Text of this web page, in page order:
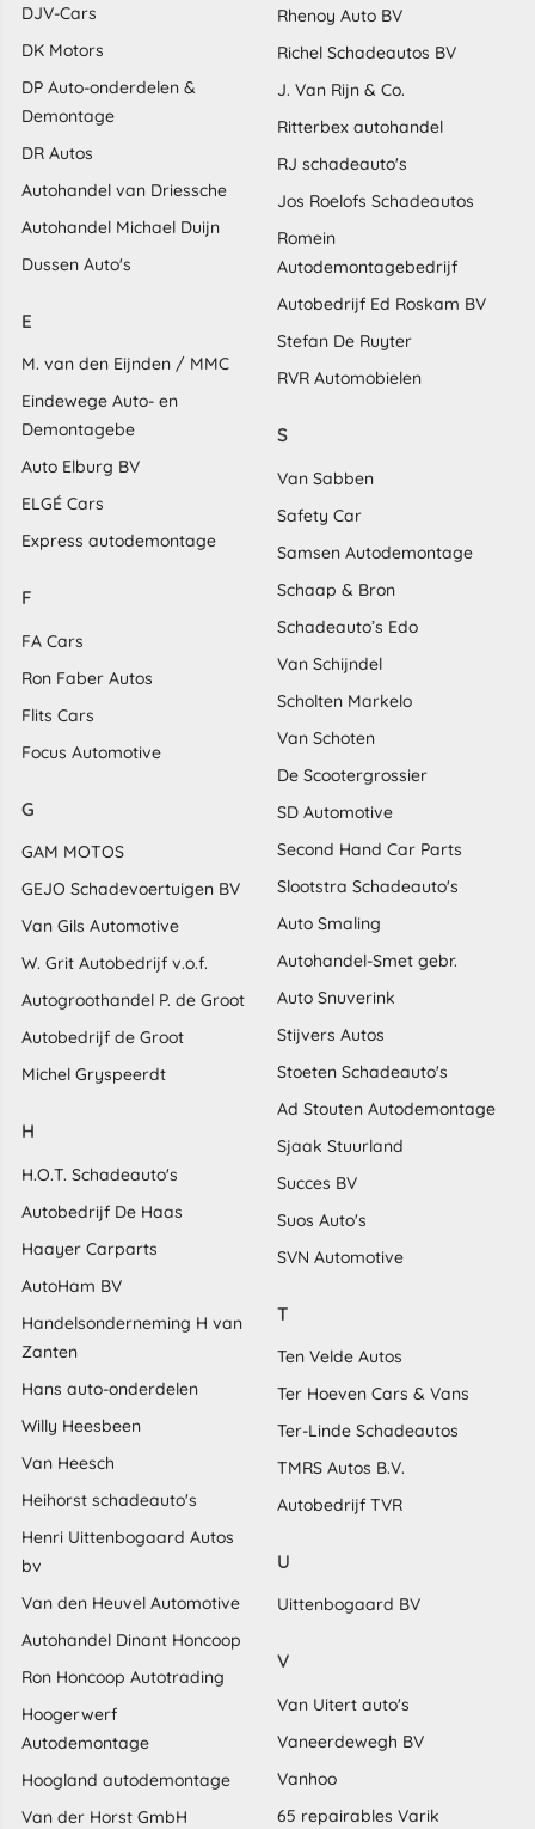
DJV-Cars
DK Motors
DP Auto-onderdelen &
Demontage
DR Autos
Autohandel van Driessche
Autohandel Michael Duijn
Dussen Auto's
E
M. van den Eijnden / MMC
Eindewege Auto- en
Demontagebe
Auto Elburg BV
ELGÉ Cars
Express autodemontage
F
FA Cars
Ron Faber Autos
Flits Cars
Focus Automotive
G
GAM MOTOS
GEJO Schadevoertuigen BV
Van Gils Automotive
W. Grit Autobedrijf v.o.f.
Autogroothandel P. de Groot
Autobedrijf de Groot
Michel Gryspeerdt
H
H.O.T. Schadeauto's
Autobedrijf De Haas
Haayer Carparts
AutoHam BV
Handelsonderneming H van
Zanten
Hans auto-onderdelen
Willy Heesbeen
Van Heesch
Heihorst schadeauto's
Henri Uittenbogaard Autos
bv
Van den Heuvel Automotive
Autohandel Dinant Honcoop
Ron Honcoop Autotrading
Hoogerwerf
Autodemontage
Hoogland autodemontage
Van der Horst GmbH
Rhenoy Auto BV
Richel Schadeautos BV
J. Van Rijn & Co.
Ritterbex autohandel
RJ schadeauto's
Jos Roelofs Schadeautos
Romein
Autodemontagebedrijf
Autobedrijf Ed Roskam BV
Stefan De Ruyter
RVR Automobielen
S
Van Sabben
Safety Car
Samsen Autodemontage
Schaap & Bron
Schadeauto’s Edo
Van Schijndel
Scholten Markelo
Van Schoten
De Scootergrossier
SD Automotive
Second Hand Car Parts
Slootstra Schadeauto's
Auto Smaling
Autohandel-Smet gebr.
Auto Snuverink
Stijvers Autos
Stoeten Schadeauto's
Ad Stouten Autodemontage
Sjaak Stuurland
Succes BV
Suos Auto's
SVN Automotive
T
Ten Velde Autos
Ter Hoeven Cars & Vans
Ter-Linde Schadeautos
TMRS Autos B.V.
Autobedrijf TVR
U
Uittenbogaard BV
V
Van Uitert auto's
Vaneerdewegh BV
Vanhoo
65 repairables Varik